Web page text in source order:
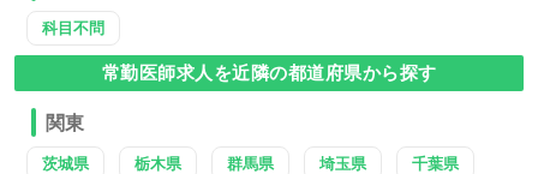
科目不問
常勤医師求人を近隣の都道府県から探す
関東
茨城県 栃木県 群馬県 埼玉県 千葉県